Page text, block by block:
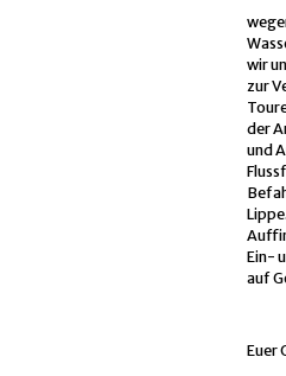
wir
zur
der
und
Ein-
auf
Euer